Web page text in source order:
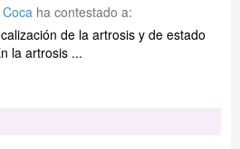
ha contestado a:
de la artrosis y de estado
la artrosis ...